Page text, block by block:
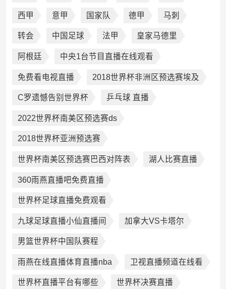
西甲 意甲 国家队 德甲 马刺
转会 中国足球 法甲 皇家马德里
阿根廷 中央1台节目直播在线观看
免费看电视直播 2018世界杯非洲区预选赛埃及
C罗遗憾告别世界杯 乒乓球 直播
2022世界杯南美区预选赛ds
2018世界杯亚洲预选赛
世界杯南美区预选赛巴西对阵表 湖人比赛直播
360雨燕直播吧免费直播
世界杯足球直播免费观看
九球足球直播小仙直播间 加拿大VS卡塔尔
男篮世界杯中国队赛程
雨燕在线直播体育直播nba 卫视直播频道在线看
世界杯直播平台有哪些 世界杯决赛直播